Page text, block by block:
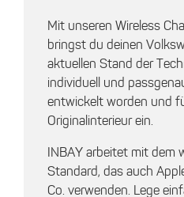
Mit unseren Wireless
bringst du deinen
aktuellen Stand der
individuell und
entwickelt worden und
Originalinterieur ein.
INBAY arbeitet mit dem
Standard, das auch
Co. verwenden. Lege